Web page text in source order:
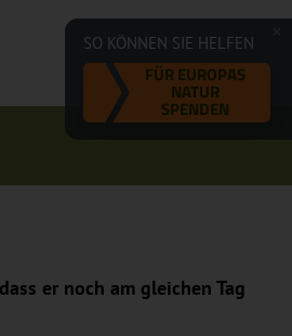
SO KÖNNEN SIE HELFEN
FÜR EUROPAS
NATUR
SPENDEN
er noch am gleichen Tag